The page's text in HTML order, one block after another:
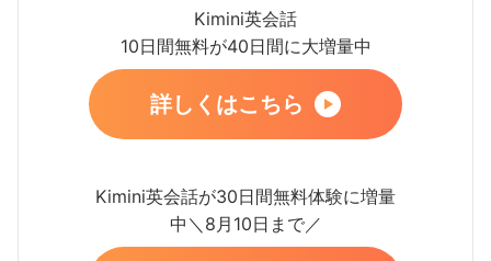
Kimini英会話
10日間無料が40日間に大増量中
詳しくはこちら
Kimini英会話が30日間無料体験に増量
中＼8月10日まで／